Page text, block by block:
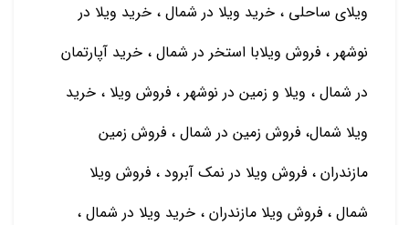
ويلاي ساحلي ، خريد ويلا در شمال ، خريد ويلا در
نوشهر ، فروش ويلابا استخر در شمال ، خريد آپارتمان
در شمال ، ويلا و زمين در نوشهر ، فروش ويلا ، خريد
ويلا شمال، فروش زمين در شمال ، فروش زمين
مازندران ، فروش ويلا در نمك آبرود ، فروش ويلا
شمال ، فروش ويلا مازندران ، خريد ويلا در شمال ،